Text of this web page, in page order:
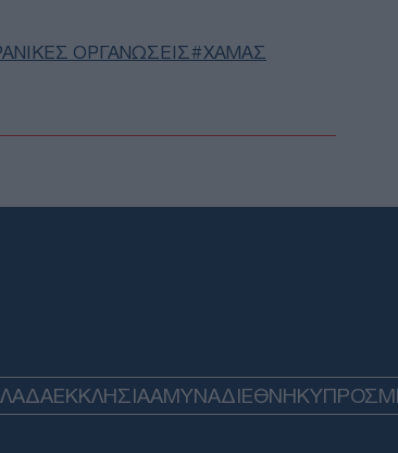
ΟΡΓΑΝΩΣΕΙΣ
ΧΑΜΑΣ
ΕΚΚΛΗΣΙΑΑΜΥΝΑΔΙΕΘΝΗΚΥΠΡΟΣ